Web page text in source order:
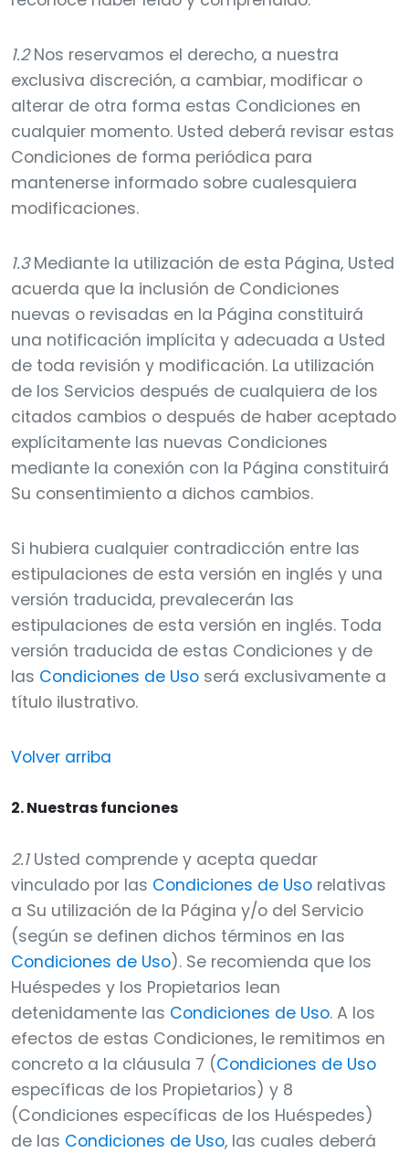
1.2Nos reservamos el derecho, a nuestra
exclusiva discreción, a cambiar, modificar o
alterar de otra forma estas Condiciones en
cualquier momento. Usted deberá revisar estas
Condiciones de forma periódica para
mantenerse informado sobre cualesquiera
modificaciones.
1.3Mediante la utilización de esta Página, Usted
acuerda que la inclusión de Condiciones
nuevas o revisadas en la Página constituirá
una notificación implícita y adecuada a Usted
de toda revisión y modificación. La utilización
de los Servicios después de cualquiera de los
citados cambios o después de haber aceptado
explícitamente las nuevas Condiciones
mediante la conexión con la Página constituirá
Su consentimiento a dichos cambios.
Si hubiera cualquier contradicción entre las
estipulaciones de esta versión en inglés y una
versión traducida, prevalecerán las
estipulaciones de esta versión en inglés. Toda
versión traducida de estas Condiciones y de
las Condiciones de Uso será exclusivamente a
título ilustrativo.
Volver arriba
2. Nuestras funciones
2.1Usted comprende y acepta quedar
vinculado por las Condiciones de Uso relativas
a Su utilización de la Página y/o del Servicio
(según se definen dichos términos en las
Condiciones de Uso). Se recomienda que los
Huéspedes y los Propietarios lean
detenidamente las Condiciones de Uso. A los
efectos de estas Condiciones, le remitimos en
concreto a la cláusula 7 (Condiciones de Uso
específicas de los Propietarios) y 8
(Condiciones específicas de los Huéspedes)
de las Condiciones de Uso, las cuales deberá